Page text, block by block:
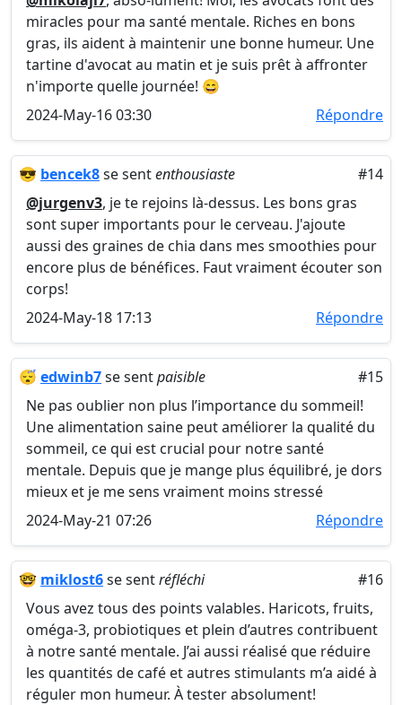
miracles pour ma santé mentale. Riches en bons
gras, ils aident à maintenir une bonne humeur. Une
tartine d'avocat au matin et je suis prêt à affronter
n'importe quelle journée! 😄
2024-May-16 03:30
Répondre
😎 bencek8se sententhousiaste
#14
@jurgenv3, je te rejoins là-dessus. Les bons gras
sont super importants pour le cerveau. J'ajoute
aussi des graines de chia dans mes smoothies pour
encore plus de bénéfices. Faut vraiment écouter son
corps!
2024-May-18 17:13
Répondre
😴 edwinb7se sentpaisible
#15
Ne pas oublier non plus l’importance du sommeil!
Une alimentation saine peut améliorer la qualité du
sommeil, ce qui est crucial pour notre santé
mentale. Depuis que je mange plus équilibré, je dors
mieux et je me sens vraiment moins stressé
2024-May-21 07:26
Répondre
🤓 miklost6se sentréfléchi
#16
Vous avez tous des points valables. Haricots, fruits,
oméga-3, probiotiques et plein d’autres contribuent
à notre santé mentale. J’ai aussi réalisé que réduire
les quantités de café et autres stimulants m’a aidé à
réguler mon humeur. À tester absolument!